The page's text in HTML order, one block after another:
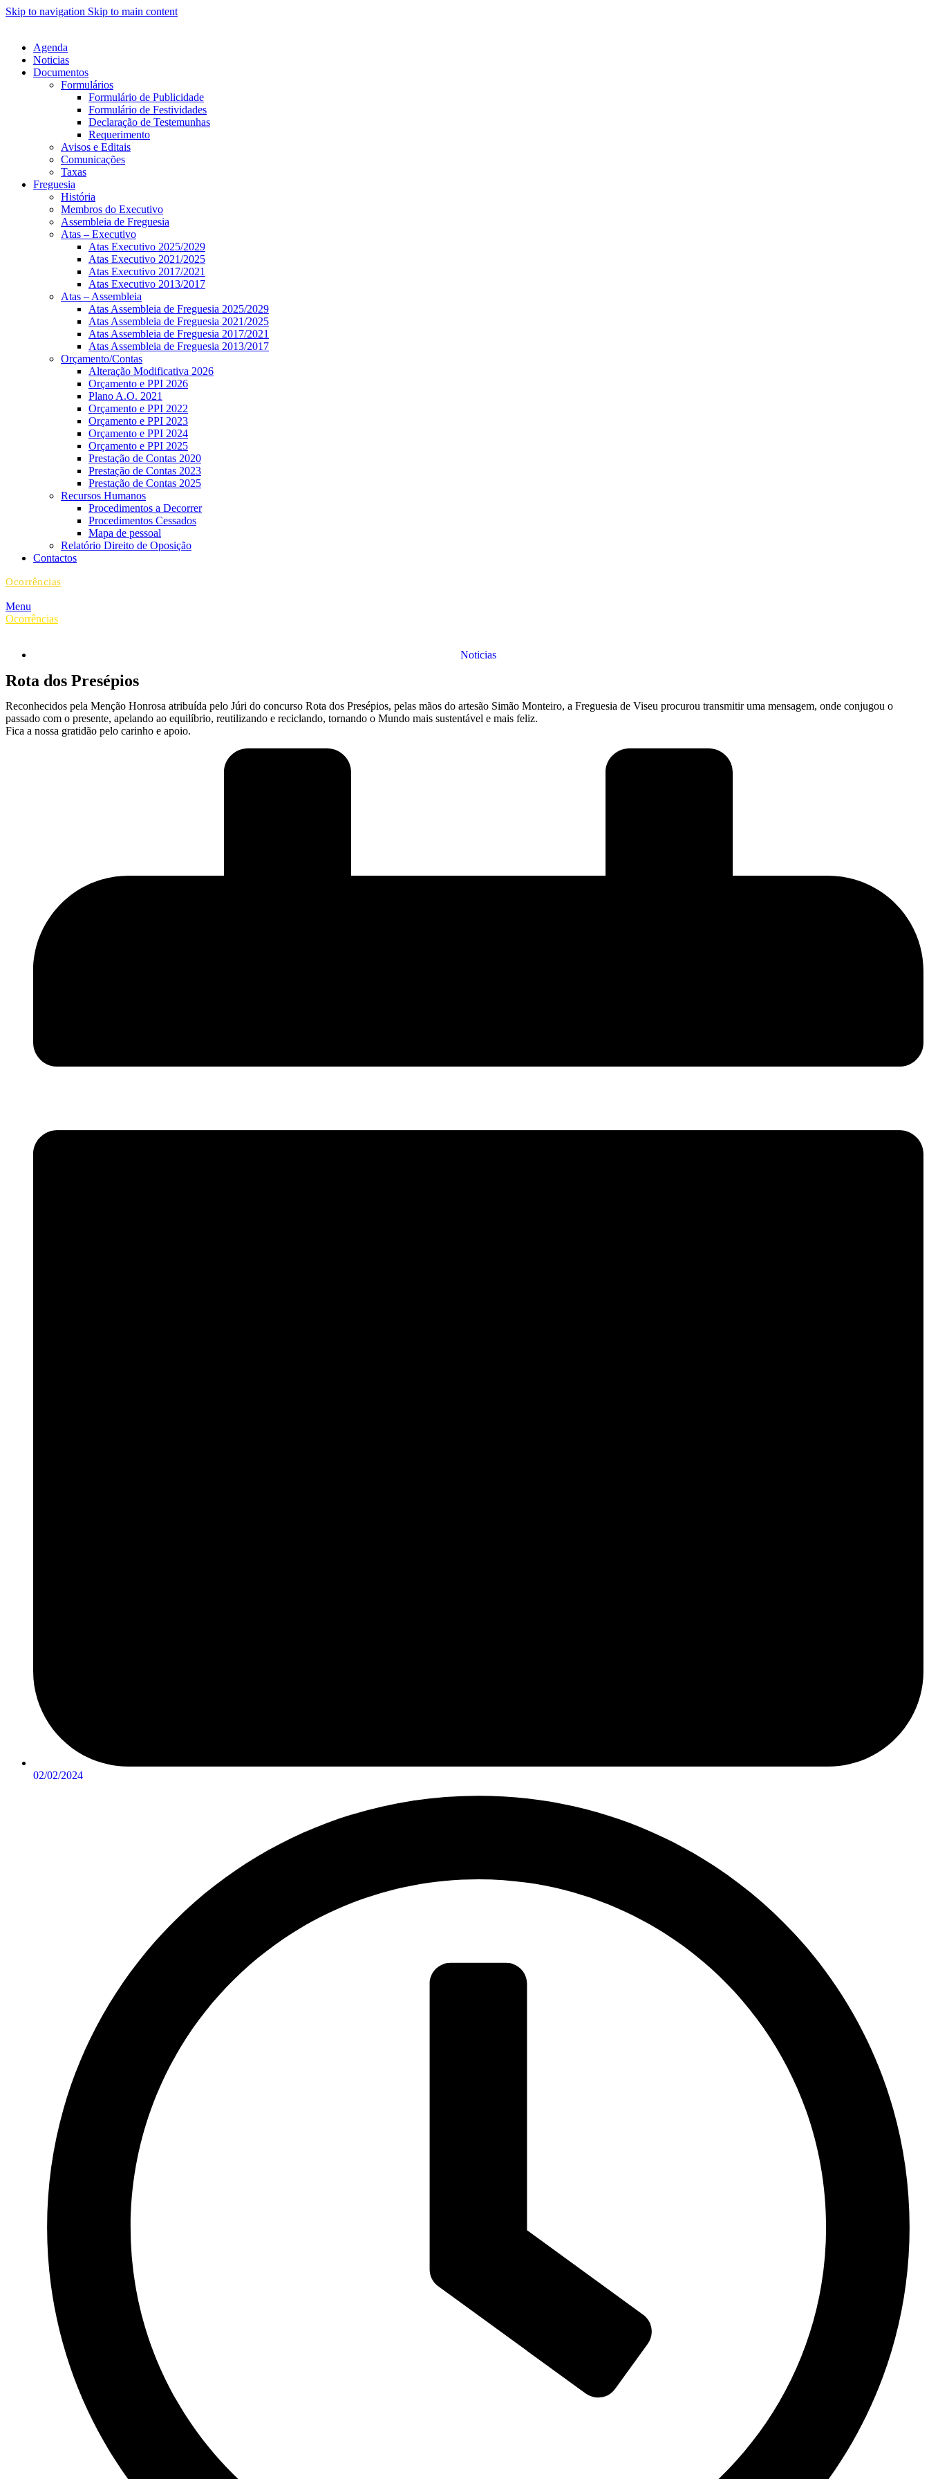
Skip to navigation Skip to main content
Agenda
Noticias
Documentos
Formulários
Formulário de Publicidade
Formulário de Festividades
Declaração de Testemunhas
Requerimento
Avisos e Editais
Comunicações
Taxas
Freguesia
História
Membros do Executivo
Assembleia de Freguesia
Atas – Executivo
Atas Executivo 2025/2029
Atas Executivo 2021/2025
Atas Executivo 2017/2021
Atas Executivo 2013/2017
Atas – Assembleia
Atas Assembleia de Freguesia 2025/2029
Atas Assembleia de Freguesia 2021/2025
Atas Assembleia de Freguesia 2017/2021
Atas Assembleia de Freguesia 2013/2017
Orçamento/Contas
Alteração Modificativa 2026
Orçamento e PPI 2026
Plano A.O. 2021
Orçamento e PPI 2022
Orçamento e PPI 2023
Orçamento e PPI 2024
Orçamento e PPI 2025
Prestação de Contas 2020
Prestação de Contas 2023
Prestação de Contas 2025
Recursos Humanos
Procedimentos a Decorrer
Procedimentos Cessados
Mapa de pessoal
Relatório Direito de Oposição
Contactos
Ocorrências
Menu
Ocorrências
Noticias
Rota dos Presépios
Reconhecidos pela Menção Honrosa atribuída pelo Júri do concurso Rota dos Presépios, pelas mãos do artesão Simão Monteiro, a Freguesia de Viseu procurou transmitir uma mensagem, onde conjugou o
passado com o presente, apelando ao equilíbrio, reutilizando e reciclando, tornando o Mundo mais sustentável e mais feliz.
Fica a nossa gratidão pelo carinho e apoio.
02/02/2024